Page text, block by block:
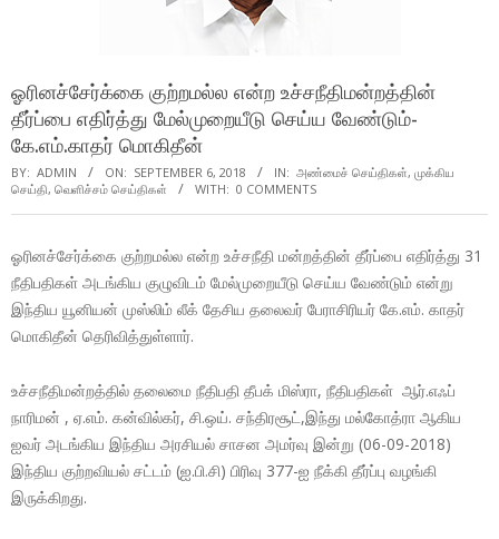
ஓரினச்சேர்க்கை குற்றமல்ல என்ற உச்சநீதிமன்றத்தின்
தீர்ப்பை எதிர்த்து மேல்முறையீடு செய்ய வேண்டும்-
கே.எம்.காதர் மொகிதீன்
BY: ADMIN ON: SEPTEMBER 6, 2018 IN: அண்மைச் செய்திகள், முக்கிய
செய்தி, வெளிச்சம் செய்திகள் WITH: 0 COMMENTS
ஓரினச்சேர்க்கை குற்றமல்ல என்ற உச்சநீதி மன்றத்தின் தீர்ப்பை எதிர்த்து 31
நீதிபதிகள் அடங்கிய குழுவிடம் மேல்முறையீடு செய்ய வேண்டும் என்று
இந்திய யூனியன் முஸ்லிம் லீக் தேசிய தலைவர் பேராசிரியர் கே.எம். காதர்
மொகிதீன் தெரிவித்துள்ளார்.
உச்சநீதிமன்றத்தில் தலைமை நீதிபதி தீபக் மிஸ்ரா, நீதிபதிகள் ஆர்.எஃப்
நாரிமன் , ஏ.எம். கன்வில்கர், சி.ஒய். சந்திரசூட்,இந்து மல்கோத்ரா ஆகிய
ஐவர் அடங்கிய இந்திய அரசியல் சாசன அமர்வு இன்று (06-09-2018)
இந்திய குற்றவியல் சட்டம் (ஐ.பி.சி) பிரிவு 377-ஐ நீக்கி தீர்ப்பு வழங்கி
இருக்கிறது.